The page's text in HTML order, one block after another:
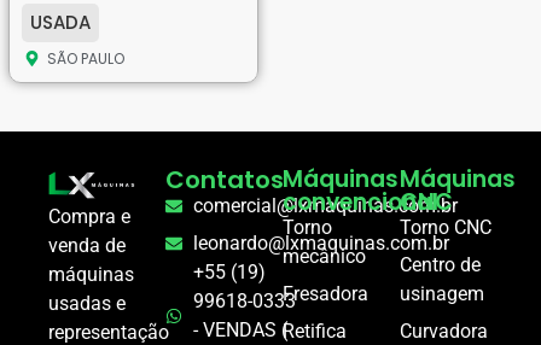
USADA
SÃO PAULO
Compra e
venda de
máquinas
usadas e
representação
Contatos
comercial@lxmaquinas.com.br
leonardo@lxmaquinas.com.br
+55 (19)
99618-0333
- VENDAS (
Máquinas
convencional
Torno
mecânico
Fresadora
Retifica
Máquinas
CNC
Torno CNC
Centro de
usinagem
Curvadora